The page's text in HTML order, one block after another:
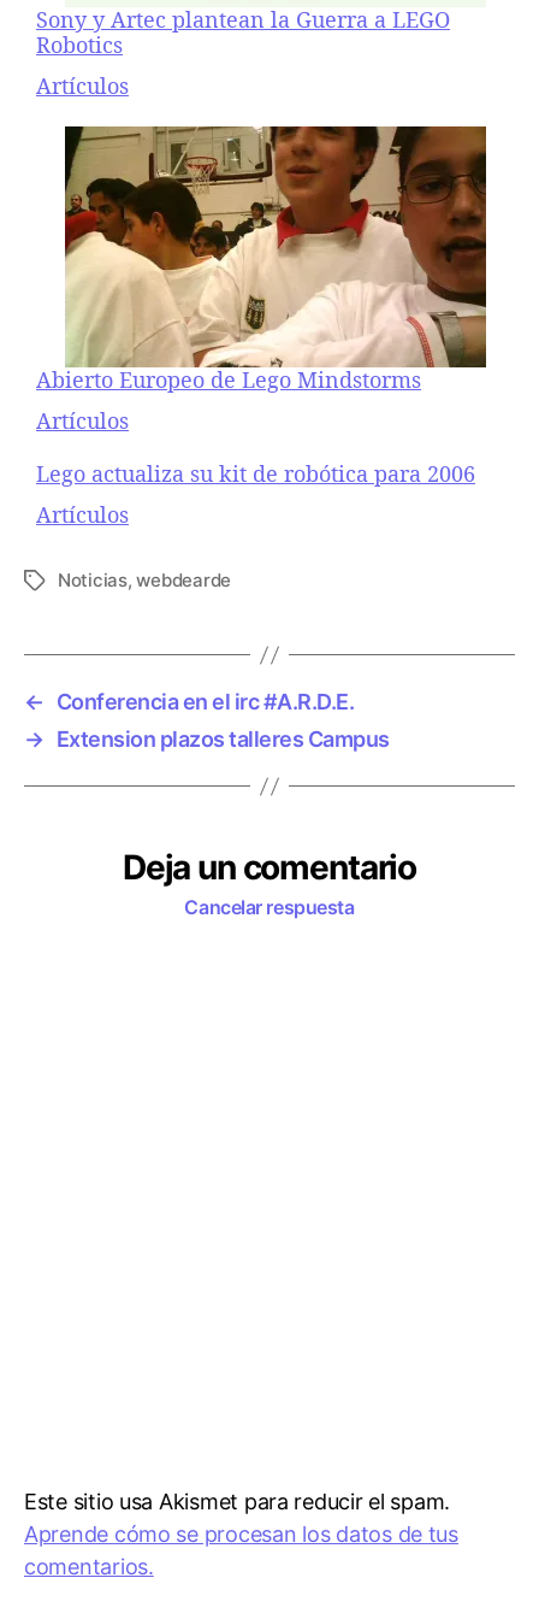
Sony y Artec plantean la Guerra a LEGO
Robotics
Respecto a
Artículos
Abierto Europeo de Lego Mindstorms
Respecto a
Artículos
Lego actualiza su kit de robótica para 2006
Respecto a
Artículos
E
q
e
t
s
Noticias,webdearde
←
Conferencia en el irc #A.R.D.E.
→ Extension plazos talleres Campus
Deja un comentario
Cancelar respuesta
Este sitio usa Akismet para reducir el spam.
Aprende cómo se procesan los datos de tus
comentarios.